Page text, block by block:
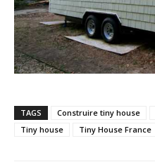
TAGS Construire tiny house
Tiny house
Tiny House France